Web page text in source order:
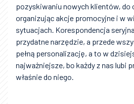
pozyskiwaniu nowych klientów, do
organizując akcje promocyjne i w
sytuacjach. Korespondencja
przydatne narzędzie, a przede
pełną personalizację, a to w
najważniejsze, bo każdy z nas lubi
właśnie do niego.